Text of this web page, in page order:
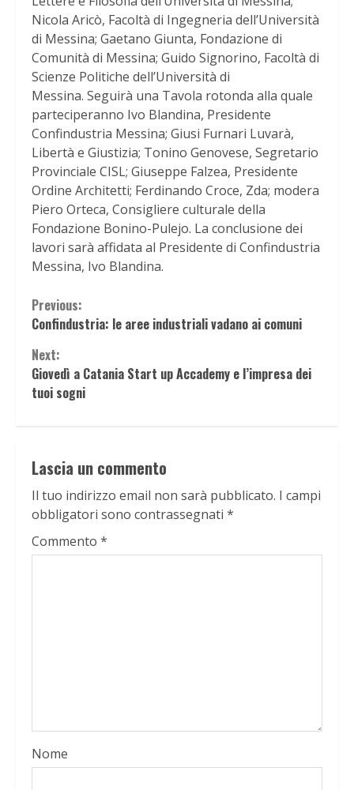
Nicola Aricò, Facoltà di Ingegneria dell’Università
di Messina; Gaetano Giunta, Fondazione di
Comunità di Messina; Guido Signorino, Facoltà di
Scienze Politiche dell’Università di
Messina. Seguirà una Tavola rotonda alla quale
parteciperanno Ivo Blandina, Presidente
Confindustria Messina; Giusi Furnari Luvarà,
Libertà e Giustizia; Tonino Genovese, Segretario
Provinciale CISL; Giuseppe Falzea, Presidente
Ordine Architetti; Ferdinando Croce, Zda; modera
Piero Orteca, Consigliere culturale della
Fondazione Bonino-Pulejo. La conclusione dei
lavori sarà affidata al Presidente di Confindustria
Messina, Ivo Blandina.
Continue
Reading
Previous:
Confindustria: le aree industriali vadano ai comuni
Next:
Giovedì a Catania Start up Accademy e l’impresa dei
tuoi sogni
Lascia un commento
Il tuo indirizzo email non sarà pubblicato. I campi
obbligatori sono contrassegnati *
Commento *
Nome